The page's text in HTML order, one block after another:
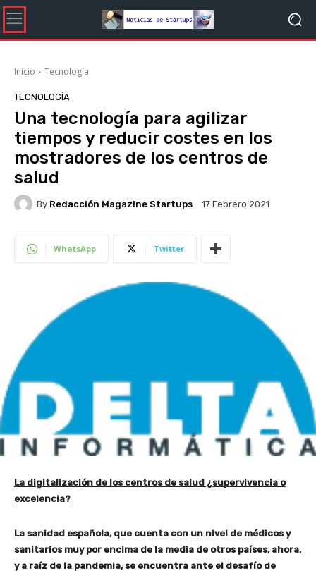
Inicio Tecnología
TECNOLOGÍA
Una tecnología para agilizar
tiempos y reducir costes en los
mostradores de los centros de
salud
By Redacción Magazine Startups 17 Febrero 2021
WhatsApp Twitter
La digitalización de los centros de salud ¿supervivencia o
excelencia?
La sanidad española, que cuenta con un nivel de médicos y
sanitarios muy por encima de la media de otros países, ahora,
y a raíz de la pandemia, se encuentra ante el desafío de